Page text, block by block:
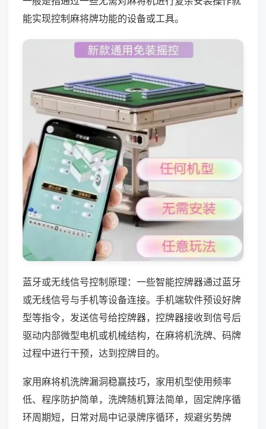
能实现控制麻将牌功能的设备或工具。
蓝牙或无线信号控制原理：一些智能控牌器通过蓝牙
或无线信号与手机等设备连接。手机端软件预设好牌
型等指令，发送信号给控牌器，控牌器接收到信号后
驱动内部微型电机或机械结构，在麻将机洗牌、码牌
过程中进行干预，达到控牌目的。
家用麻将机洗牌漏洞稳赢技巧，家用机型使用频率
低、程序防护简单，洗牌随机算法简单，固定牌序循
环周期短，日常对局中记录牌序循环，规避劣势牌